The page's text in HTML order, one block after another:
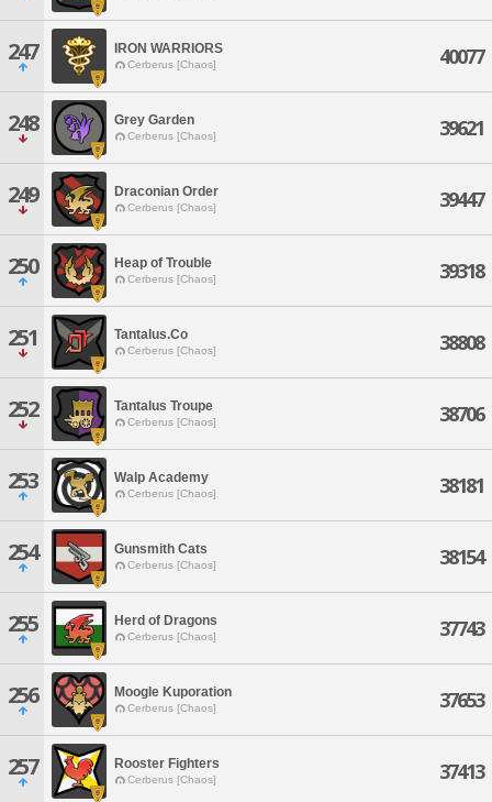
247 IRON WARRIORS
Cerberus [Chaos] 40077
248 Grey Garden
Cerberus [Chaos] 39621
249 Draconian Order
Cerberus [Chaos] 39447
250 Heap of Trouble
Cerberus [Chaos] 39318
251 Tantalus.Co
Cerberus [Chaos] 38808
252 Tantalus Troupe
Cerberus [Chaos] 38706
253 Walp Academy
Cerberus [Chaos] 38181
254 Gunsmith Cats
Cerberus [Chaos] 38154
255 Herd of Dragons
Cerberus [Chaos] 37743
256 Moogle Kuporation
Cerberus [Chaos] 37653
257 Rooster Fighters
Cerberus [Chaos] 37413